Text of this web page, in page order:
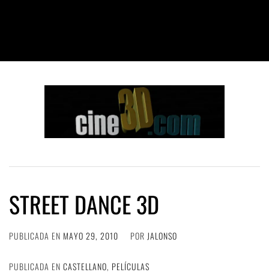
STREET DANCE 3D
PUBLICADA EN MAYO 29, 2010 POR JALONSO
PUBLICADA EN CASTELLANO, PELÍCULAS